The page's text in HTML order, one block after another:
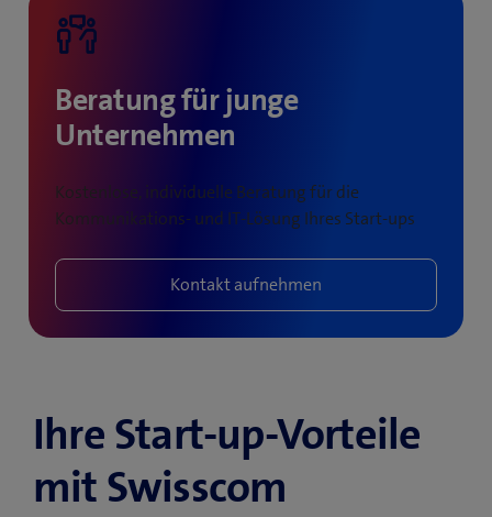
Beratung für junge
Unternehmen
Kostenlose, individuelle Beratung für die
Kommunikations- und IT-Lösung Ihres Start-ups
Kontakt aufnehmen
Ihre Start-up-Vorteile
mit Swisscom